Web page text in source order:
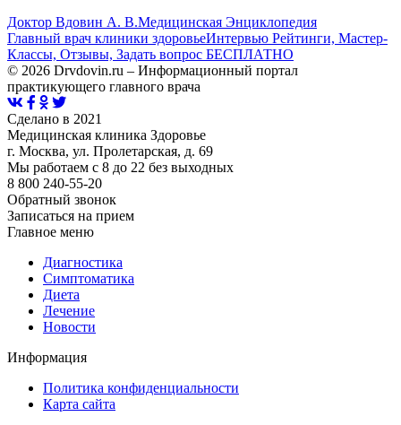
Доктор Вдовин А. В.Медицинская Энциклопедия
Главный врач клиники здоровьеИнтервью Рейтинги, Мастер-
Классы, Отзывы, Задать вопрос БЕСПЛАТНО
© 2026 Drvdovin.ru – Информационный портал
практикующего главного врача
Сделано в 2021
Медицинская клиника Здоровье
г. Москва, ул. Пролетарская, д. 69
Мы работаем с 8 до 22 без выходных
8 800 240-55-20
Обратный звонок
Записаться на прием
Главное меню
Диагностика
Cимптоматика
Диета
Лечение
Новости
Информация
Политика конфиденциальности
Карта сайта